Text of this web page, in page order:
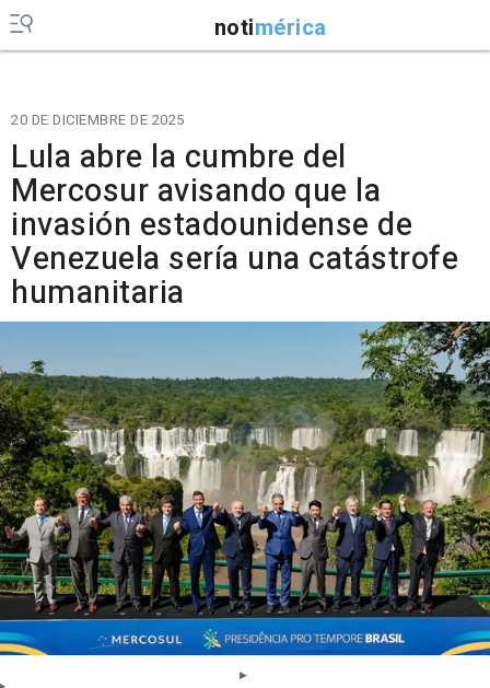
notimérica
20 DE DICIEMBRE DE 2025
Lula abre la cumbre del
Mercosur avisando que la
invasión estadounidense de
Venezuela sería una catástrofe
humanitaria